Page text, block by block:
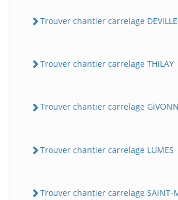
Trouver chantier carrelage DEViLLE
Trouver chantier carrelage THiLAY
Trouver chantier carrelage
Trouver chantier carrelage LUMES
Trouver chantier carrelage SAiNT-